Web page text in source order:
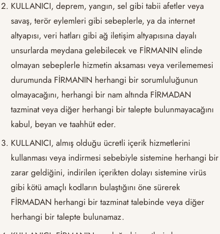
KULLANICI, deprem, yangın, sel gibi tabii afetler veya
savaş, terör eylemleri gibi sebeplerle, ya da internet
altyapısı, veri hatları gibi ağ iletişim altyapısına dayalı
unsurlarda meydana gelebilecek ve FİRMANIN elinde
olmayan sebeplerle hizmetin aksaması veya verilememesi
durumunda FİRMANIN herhangi bir sorumluluğunun
olmayacağını, herhangi bir nam altında FİRMADAN
tazminat veya diğer herhangi bir talepte bulunmayacağını
kabul, beyan ve taahhüt eder.
KULLANICI, almış olduğu ücretli içerik hizmetlerini
kullanması veya indirmesi sebebiyle sistemine herhangi bir
zarar geldiğini, indirilen içerikten dolayı sistemine virüs
gibi kötü amaçlı kodların bulaştığını öne sürerek
FİRMADAN herhangi bir tazminat talebinde veya diğer
herhangi bir talepte bulunamaz.